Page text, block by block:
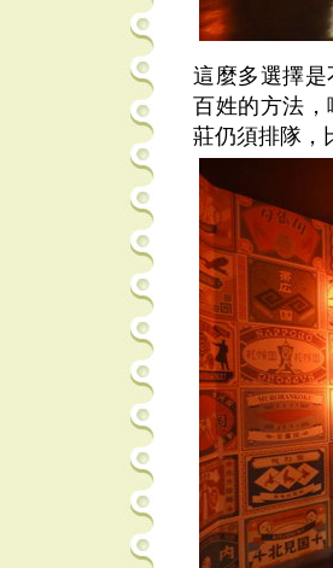
這麼多選擇
百姓的方法
莊仍須排隊，